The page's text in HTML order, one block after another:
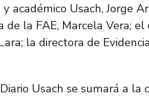
académico Usach, Jorge
de la FAE, Marcela Vera;
la directora de
Usach se sumará a